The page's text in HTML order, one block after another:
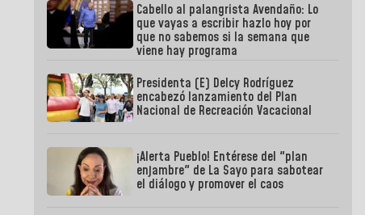
Cabello al palangrista Avendaño: Lo
que vayas a escribir hazlo hoy por
que no sabemos si la semana que
viene hay programa
Presidenta (E) Delcy Rodríguez
encabezó lanzamiento del Plan
Nacional de Recreación Vacacional
¡Alerta Pueblo! Entérese del "plan
enjambre" de La Sayo para sabotear
el diálogo y promover el caos